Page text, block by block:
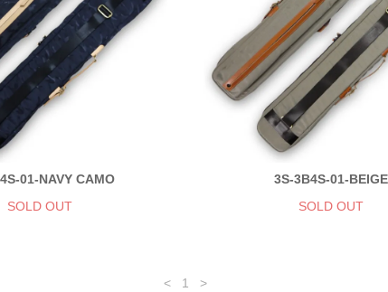
01-NAVY CAMO
SOLD OUT
3S-3B4S-01-BEIGE
SOLD OUT
< 1 >